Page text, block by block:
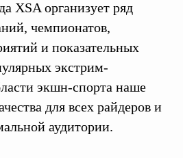
XSA организует ряд
чемпионатов,
и показательных
экстрим-
экшн-спорта наше
для всех райдеров и
аудитории.